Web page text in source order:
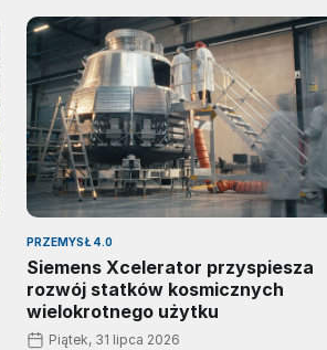
PRZEMYSŁ 4.0
Siemens Xcelerator przyspiesza
rozwój statków kosmicznych
wielokrotnego użytku
Piątek, 31 lipca 2026